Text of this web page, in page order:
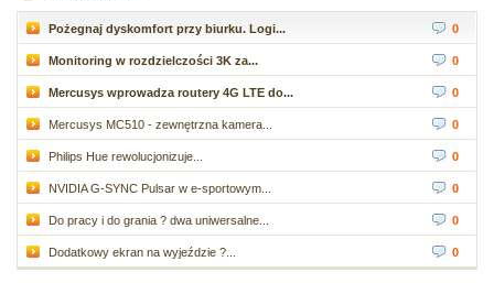
Pożegnaj dyskomfort przy biurku. Logi... 0
Monitoring w rozdzielczości 3K za... 0
Mercusys wprowadza routery 4G LTE do... 0
Mercusys MC510 - zewnętrzna kamera... 0
Philips Hue rewolucjonizuje... 0
NVIDIA G-SYNC Pulsar w e-sportowym... 0
Do pracy i do grania ? dwa uniwersalne... 0
Dodatkowy ekran na wyjeździe ?... 0